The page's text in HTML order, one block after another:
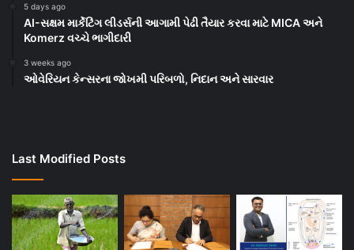
5 days ago
AI-સક્ષમ માર્કેટિંગ લીડર્સની આગામી પેઢી તૈયાર કરવા માટે MICA અને
Komerz વચ્ચે ભાગીદારી
3 weeks ago
ઓવેરિયન કેન્સરના જોખમી પરિબળો, નિદાન અને સારવાર
Last Modified Posts